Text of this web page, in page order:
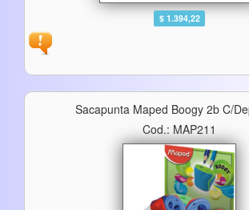
$ 1.394,22
Sacapunta Maped Boogy 2b C/
Cod.: MAP211